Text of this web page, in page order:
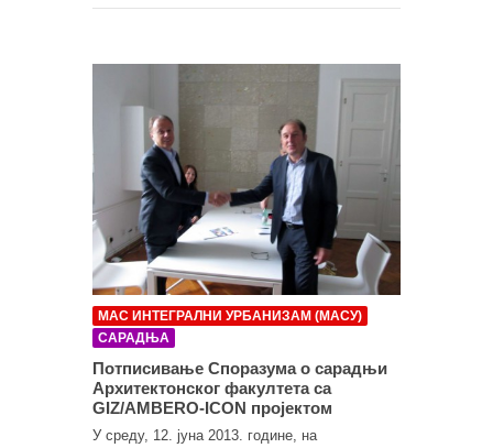
МАС ИНТЕГРАЛНИ УРБАНИЗАМ (МАСУ)
САРАДЊА
Потписивање Споразума о сарадњи
Архитектонског факултета са
GIZ/AMBERO-ICON пројектом
У среду, 12. јуна 2013. године, на